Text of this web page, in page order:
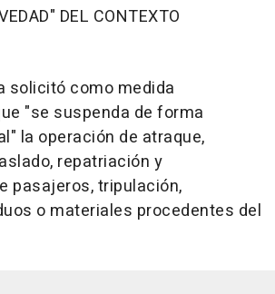
DEL CONTEXTO
solicitó como medida
"se suspenda de forma
la operación de atraque,
repatriación y
pasajeros, tripulación,
o materiales procedentes del